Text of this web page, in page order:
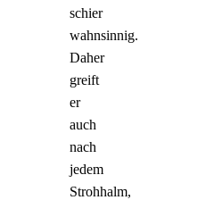
schier
wahnsinnig.
Daher
greift
er
auch
nach
jedem
Strohhalm,